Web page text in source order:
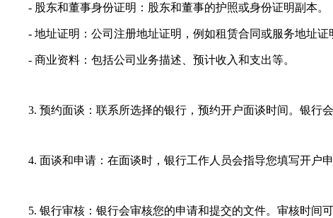
- 股东和董事身份证明：股东和董事的护照或身份证明副本。
- 地址证明：公司注册地址证明，例如租赁合同或服务地址证
- 商业资料：包括公司业务描述、预计收入和支出等。
3. 预约面谈：联系所选择的银行，预约开户面谈时间。银行会
4. 面谈和申请：在面谈时，银行工作人员会指导您填写开户申
5. 银行审核：银行会审核您的申请和提交的文件。审核时间可